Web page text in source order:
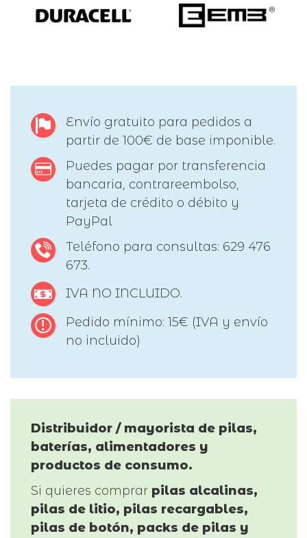
Envío gratuito para pedidos a
partir de 100€ de base imponible.
Puedes pagar por transferencia
bancaria, contrareembolso,
tarjeta de crédito o débito y
PayPal
Teléfono para consultas: 629 476
673.
IVA NO INCLUIDO.
Pedido mínimo: 15€ (IVA y envío
no incluido)
Distribuidor / mayorista de pilas,
baterías, alimentadores y
productos de consumo.
Si quieres comprar pilas alcalinas,
pilas de litio, pilas recargables,
pilas de botón, packs de pilas y